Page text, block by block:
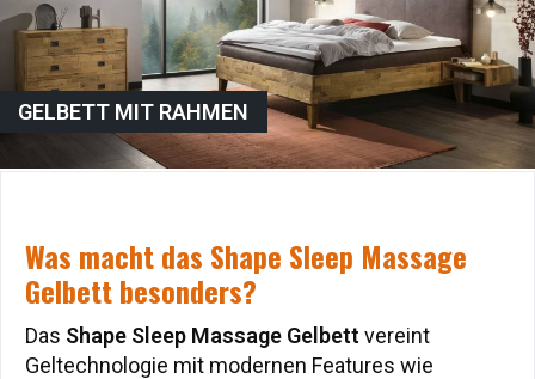
Was macht das Shape Sleep Massage
Gelbett besonders?
Das Shape Sleep Massage Gelbett vereint
Geltechnologie mit modernen Features wie
Was macht das Shape Sleep Massage
Gelbett besonders?
Das Shape Sleep Massage Gelbett vereint
Geltechnologie mit modernen Features wie
GELBETT MIT RAHMEN